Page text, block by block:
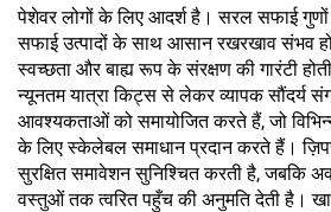
पेशेवर लोगों के लिए आदर्श है। सरल सफाई
सफाई उत्पादों के साथ आसान रखरखाव संभव
स्वच्छता और बाह्य रूप के संरक्षण की गारंटी
न्यूनतम यात्रा किट्स से लेकर व्यापक सौंदर्य
आवश्यकताओं को समायोजित करते हैं, जो
के लिए स्केलेबल समाधान प्रदान करते हैं।
सुरक्षित समावेशन सुनिश्चित करती है, जबकि
वस्तुओं तक त्वरित पहुँच की अनुमति देती है।